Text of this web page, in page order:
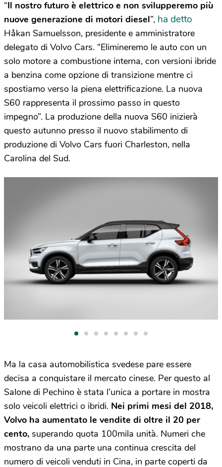
“Il nostro futuro è elettrico e non svilupperemo più
nuove generazione di motori diesel”, ha detto
Håkan Samuelsson, presidente e amministratore
delegato di Volvo Cars. “Elimineremo le auto con un
solo motore a combustione interna, con versioni ibride
a benzina come opzione di transizione mentre ci
spostiamo verso la piena elettrificazione. La nuova
S60 rappresenta il prossimo passo in questo
impegno”. La produzione della nuova S60 inizierà
questo autunno presso il nuovo stabilimento di
produzione di Volvo Cars fuori Charleston, nella
Carolina del Sud.
Ma la casa automobilistica svedese pare essere
decisa a conquistare il mercato cinese. Per questo al
Salone di Pechino è stata l’unica a portare in mostra
solo veicoli elettrici o ibridi. Nei primi mesi del 2018,
Volvo ha aumentato le vendite di oltre il 20 per
cento, superando quota 100mila unità. Numeri che
mostrano da una parte una continua crescita del
numero di veicoli venduti in Cina, in parte coperti da